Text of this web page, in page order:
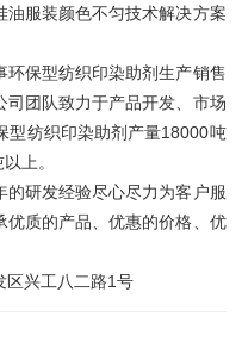
油服装颜色不匀技术解决方案
保型纺织印染助剂生产销售
司团队致力于产品开发、市场
型纺织印染助剂产量18000吨
上。
研发经验尽心尽力为客户服
优质的产品、优惠的价格、优
区兴工八二路1号